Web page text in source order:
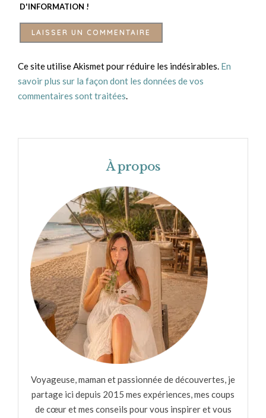
D'INFORMATION !
Ce site utilise Akismet pour réduire les indésirables. En
savoir plus sur la façon dont les données de vos
commentaires sont traitées.
À propos
Voyageuse, maman et passionnée de découvertes, je
partage ici depuis 2015 mes expériences, mes coups
de cœur et mes conseils pour vous inspirer et vous